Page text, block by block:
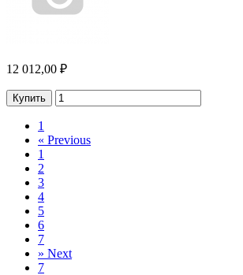
12 012,00 ₽
Купить
1
« Previous
1
2
3
4
5
6
7
» Next
7